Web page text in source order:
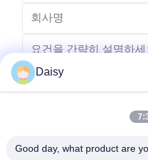
Daisy
Good day, what product are